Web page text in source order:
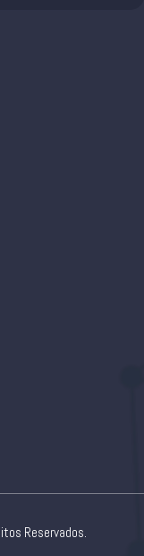
Reservados.